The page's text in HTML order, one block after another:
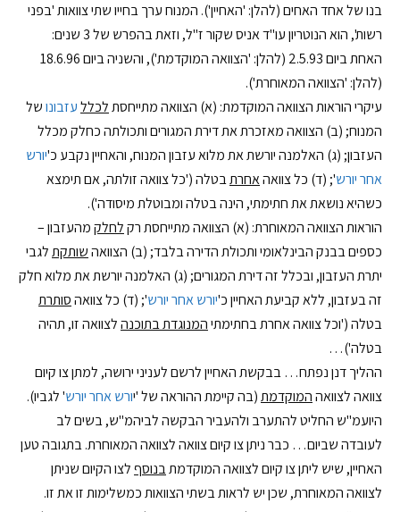
בנו של אחד האחים (להלן: 'האחיין'). המנוח ערך בחייו שתי צוואות 'בפני
רשות', הוא הנוטריון עו"ד אניס שקור ז"ל, וזאת בהפרש של 3 שנים:
האחת ביום 2.5.93 (להלן: 'הצוואה המוקדמת'), והשניה ביום 18.6.96
(להלן: 'הצוואה המאוחרת').
עיקרי הוראות הצוואה המוקדמת: (א) הצוואה מתייחסתלכללעזבונושל
המנוח; (ב) הצוואה מאזכרת את דירת המגורים ותכולתה כחלק מכלל
העזבון; (ג) האלמנה יורשת את מלוא עזבון המנוח, והאחיין נקבע כ'יורש
אחר יורש'; (ד) כל צוואהאחרתבטלה ('כל צוואה זולתה, אם תימצא
כשהיא נושאת את חתימתי, הינה בטלה ומבוטלת מיסודה').
הוראות הצוואה המאוחרת: (א) הצוואה מתייחסת רקלחלקמהעזבון –
כספים בבנק הבינלאומי ותכולת הדירה בלבד; (ב) הצוואהשותקתלגבי
יתרת העזבון, ובכלל זה דירת המגורים; (ג) האלמנה יורשת את מלוא חלק
זה בעזבון, ללא קביעת האחיין כ'יורש אחר יורש'; (ד) כל צוואהסותרת
בטלה ('וכל צוואה אחרת בחתימתיהמנוגדת בתוכנהלצוואה זו, תהיה
בטלה')…
ההליך דנן נפתח… בבקשת האחיין לרשם לעניני ירושה, למתן צו קיום
צוואה לצוואההמוקדמת(בה קיימת ההוראה של 'יורש אחר יורש' לגביו).
היועמ"ש החליט להתערב ולהעביר הבקשה לביהמ"ש, בשים לב
לעובדה שביום… כבר ניתן צו קיום צוואה לצוואה המאוחרת. בתגובה טען
האחיין, שיש ליתן צו קיום לצוואה המוקדמתבנוסףלצו הקיום שניתן
לצוואה המאוחרת, שכן יש לראות בשתי הצוואות כמשלימות זו את זו.